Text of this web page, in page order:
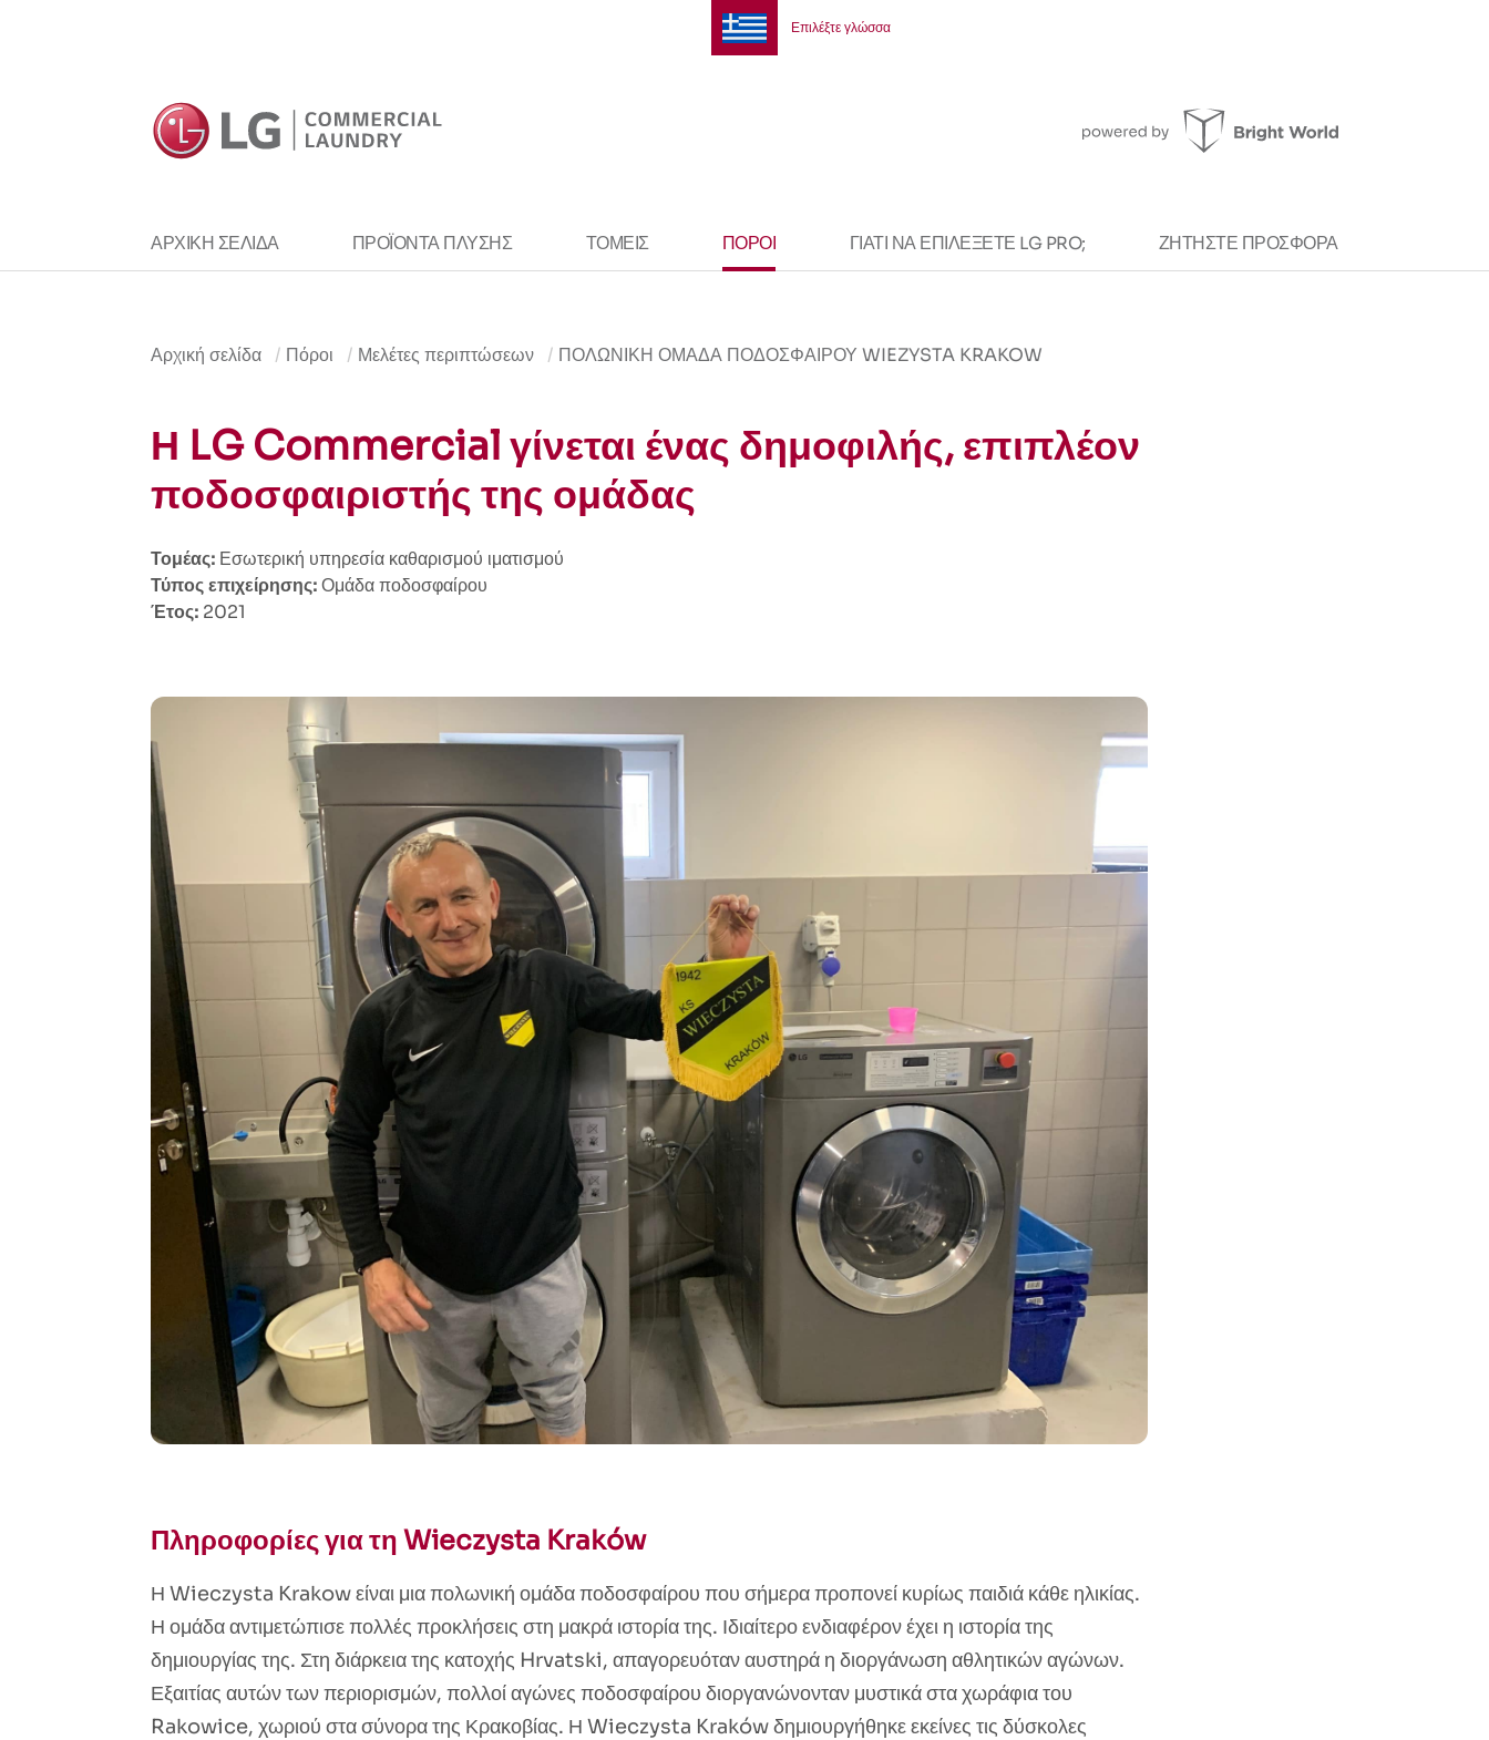
ΑΡΧΙΚΉ ΣΕΛΊΔΑ ΠΡΟΪΌΝΤΑ ΠΛΎΣΗΣ ΤΟΜΕΊΣ ΠΌΡΟΙ ΓΙΑΤΊ ΝΑ ΕΠΙΛΈΞΕΤΕ LG PRO; ΖΗΤΉΣΤΕ ΠΡΟΣΦΟΡΆ
Επιλέξτε γλώσσα
Αρχική σελίδα Πόροι Μελέτες περιπτώσεων ΠΟΛΩΝΙΚΉ ΟΜΆΔΑ ΠΟΔΟΣΦΑΊΡΟΥ WIEZYSTA KRAKOW
Η LG Commercial γίνεται ένας δημοφιλής, επιπλέον
ποδοσφαιριστής της ομάδας
Τομέας: Εσωτερική υπηρεσία καθαρισμού ιματισμού
Τύπος επιχείρησης:Ομάδα ποδοσφαίρου
Έτος: 2021
Πληροφορίες για τη Wieczysta Kraków
Η Wieczysta Krakow είναι μια πολωνική ομάδα ποδοσφαίρου που σήμερα προπονεί κυρίως παιδιά κάθε ηλικίας.
Η ομάδα αντιμετώπισε πολλές προκλήσεις στη μακρά ιστορία της. Ιδιαίτερο ενδιαφέρον έχει η ιστορία της
δημιουργίας της. Στη διάρκεια της κατοχής Hrvatski, απαγορευόταν αυστηρά η διοργάνωση αθλητικών αγώνων.
Εξαιτίας αυτών των περιορισμών, πολλοί αγώνες ποδοσφαίρου διοργανώνονταν μυστικά στα χωράφια του
Rakowice, χωριού στα σύνορα της Κρακοβίας. Η Wieczysta Kraków δημιουργήθηκε εκείνες τις δύσκολες